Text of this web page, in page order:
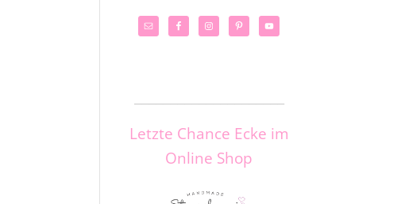
Letzte Chance Ecke im
Online Shop